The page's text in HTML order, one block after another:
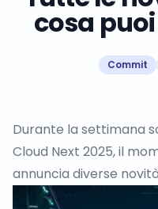
cosa
Commit
Durante la settimana
Cloud Next 2025, il
annuncia diverse